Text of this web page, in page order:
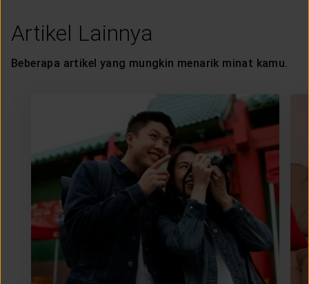
Artikel Lainnya
Beberapa artikel yang mungkin menarik minat kamu.